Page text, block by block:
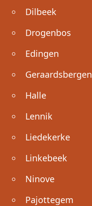
Dilbeek
Drogenbos
Edingen
Geraardsbergen
Halle
Lennik
Liedekerke
Linkebeek
Ninove
Pajottegem